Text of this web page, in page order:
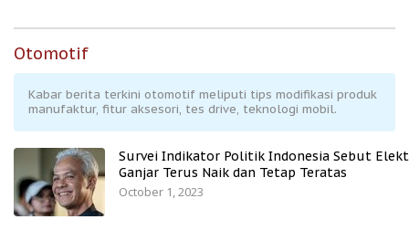
Otomotif
Kabar berita terkini otomotif meliputi tips modifikasi produk
manufaktur, fitur aksesori, tes drive, teknologi mobil.
Survei Indikator Politik Indonesia Sebut
Ganjar Terus Naik dan Tetap Teratas
October 1, 2023